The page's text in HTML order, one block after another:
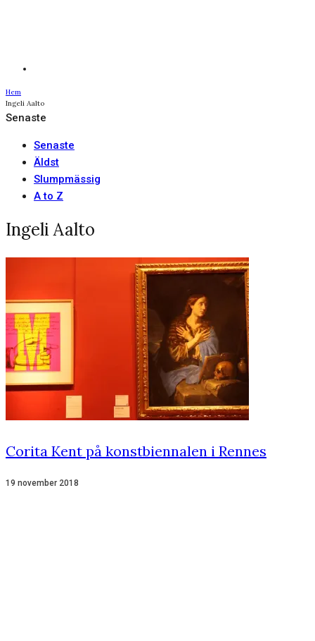
Hem
Ingeli Aalto
Senaste
Senaste
Äldst
Slumpmässig
A to Z
Ingeli Aalto
Corita Kent på konstbiennalen i Rennes
19 november 2018